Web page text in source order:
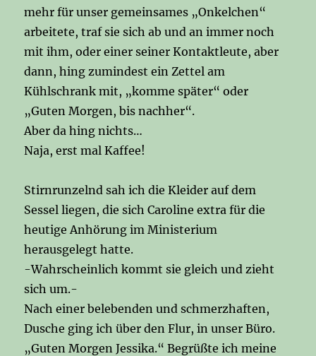
mehr für unser gemeinsames „Onkelchen“
arbeitete, traf sie sich ab und an immer noch
mit ihm, oder einer seiner Kontaktleute, aber
dann, hing zumindest ein Zettel am
Kühlschrank mit, „komme später“ oder
„Guten Morgen, bis nachher“.
Aber da hing nichts…
Naja, erst mal Kaffee!
Stirnrunzelnd sah ich die Kleider auf dem
Sessel liegen, die sich Caroline extra für die
heutige Anhörung im Ministerium
herausgelegt hatte.
-Wahrscheinlich kommt sie gleich und zieht
sich um.-
Nach einer belebenden und schmerzhaften,
Dusche ging ich über den Flur, in unser Büro.
„Guten Morgen Jessika.“ Begrüßte ich meine